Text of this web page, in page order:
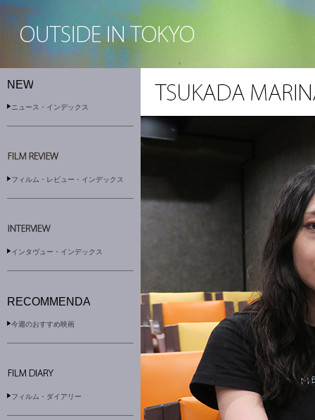
ニュース・インデックス
フィルム・レビュー・インデックス
インタヴュー・インデックス
今週のおすすめ映画
フィルム・ダイアリー